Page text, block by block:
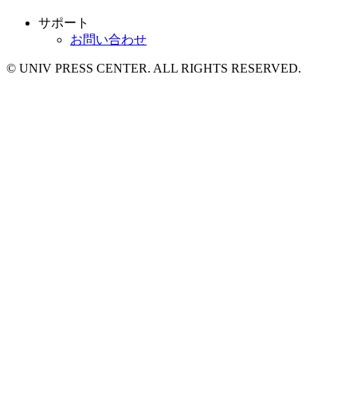
サポート
お問い合わせ
© UNIV PRESS CENTER. ALL RIGHTS RESERVED.